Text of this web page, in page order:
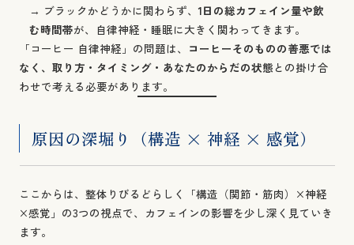
→ ブラックかどうかに関わらず、1日の総カフェイン量や飲
む時間帯が、自律神経・睡眠に大きく関わってきます。
「コーヒー 自律神経」の問題は、 コーヒーそのものの善悪では
なく、取り方・タイミング・あなたのからだの状態との掛け合
わせで考える必要があります。
原因の深堀り（構造 × 神経 × 感覚）
ここからは、整体りびるどらしく「構造（関節・筋肉）×神経
×感覚」の3つの視点で、カフェインの影響を少し深く見ていき
ます。